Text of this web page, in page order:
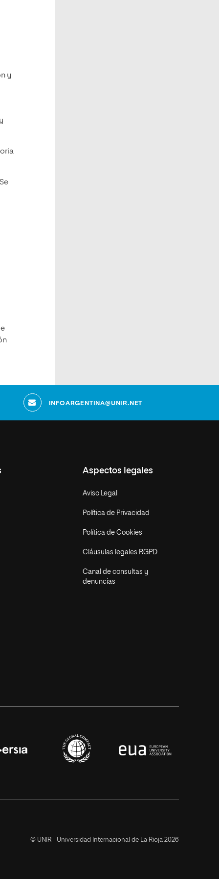
y
INFOARGENTINA@UNIR.NET
Aspectos legales
Aviso Legal
Política de Privacidad
Política de Cookies
Cláusulas legales RGPD
Canal de consultas y
denuncias
© UNIR - Universidad Internacional de La Rioja 2026